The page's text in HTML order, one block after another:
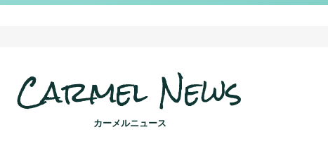
Carmel News
カーメルニュース